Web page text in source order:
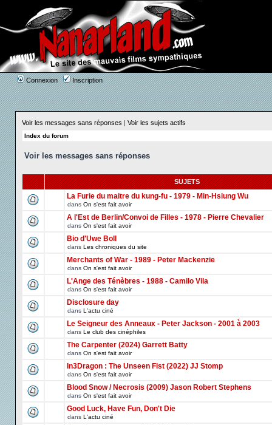
Connexion Inscription
Voir les messages sans réponses | Voir les sujets actifs
Index du forum
Voir les messages sans réponses
SUJETS
La Furie du maitre du kung-fu - 1979 - Min-Hsiung Wu
dans On s'est fait avoir
A l'Est de Berlin/Convoi de Filles - 1978 - Pierre Chevalier
dans On s'est fait avoir
Bio d'Uwe Boll
dans Les chroniques du site
Merchants of War - 1989 - Peter Mackenzie
dans On s'est fait avoir
L'Ange des Ténèbres - 1988 - Camilo Vila
dans On s'est fait avoir
Disclosure day
dans L'actu ciné
Le Seigneur des Anneaux - Peter Jackson - 2001 à 2003
dans Le club des cinéphiles
The Carpenter (2024) Garrett Batty
dans On s'est fait avoir
In3Dragon : The Unseen Fist (2022) JJ Stomp
dans On s'est fait avoir
Blood Snow / Necrosis (2009) Jason Robert Stephens
dans On s'est fait avoir
Good Luck, Have Fun, Don't Die
dans L'actu ciné